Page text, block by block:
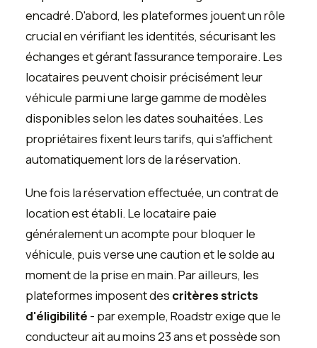
encadré. D'abord, les plateformes jouent un rôle
crucial en vérifiant les identités, sécurisant les
échanges et gérant l'assurance temporaire. Les
locataires peuvent choisir précisément leur
véhicule parmi une large gamme de modèles
disponibles selon les dates souhaitées. Les
propriétaires fixent leurs tarifs, qui s'affichent
automatiquement lors de la réservation.
Une fois la réservation effectuée, un contrat de
location est établi. Le locataire paie
généralement un acompte pour bloquer le
véhicule, puis verse une caution et le solde au
moment de la prise en main. Par ailleurs, les
plateformes imposent des critères stricts
d'éligibilité - par exemple, Roadstr exige que le
conducteur ait au moins 23 ans et possède son